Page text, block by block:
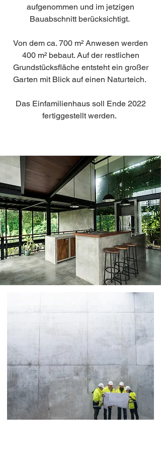
aufgenommen und im jetzigen
Bauabschnitt berücksichtigt.
Von dem ca. 700 m² Anwesen werden
400 m² bebaut. Auf der restlichen
Grundstücksfläche entsteht ein großer
Garten mit Blick auf einen Naturteich.
Das Einfamilienhaus soll Ende 2022
fertiggestellt werden.